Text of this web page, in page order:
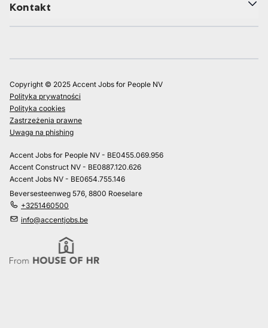
Kontakt
Copyright © 2025 Accent Jobs for People NV
Polityka prywatności
Polityka cookies
Zastrzeżenia prawne
Uwaga na phishing
Accent Jobs for People NV - BE0455.069.956
Accent Construct NV - BE0887.120.626
Accent Jobs NV - BE0654.755.146
Beversesteenweg 576, 8800 Roeselare
+3251460500
info@accentjobs.be